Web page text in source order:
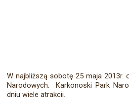
W najbliższą sobotę 25 maja 2013r.
Narodowych. Karkonoski Park
dniu wiele atrakcji.